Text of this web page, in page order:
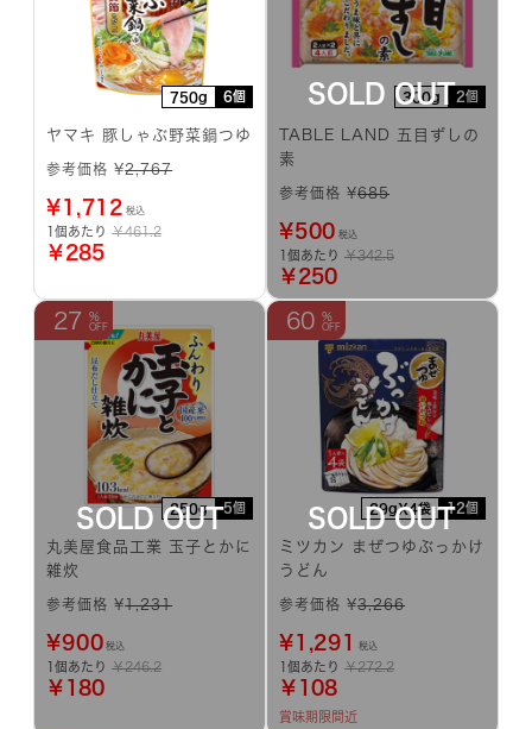
750g 6個
ヤマキ 豚しゃぶ野菜鍋つゆ
参考価格 ¥2,767
¥1,712 税込
1個あたり￥461.2
￥285
300g 2個
TABLE LAND 五目ずしの
素
参考価格 ¥685
¥500 税込
1個あたり ￥342.5
￥250
250g 5個
27
丸美屋食品工業 玉子とかに
雑炊
参考価格 ¥1,231
¥900 税込
1個あたり￥246.2
￥180
29gX4袋 12個
60
ミツカン まぜつゆぶっかけ
うどん
参考価格 ¥3,266
¥1,291 税込
1個あたり ￥272.2
￥108
賞味期限間近